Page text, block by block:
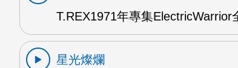
T.REX1971年專集ElectricWarrior
星光燦爛